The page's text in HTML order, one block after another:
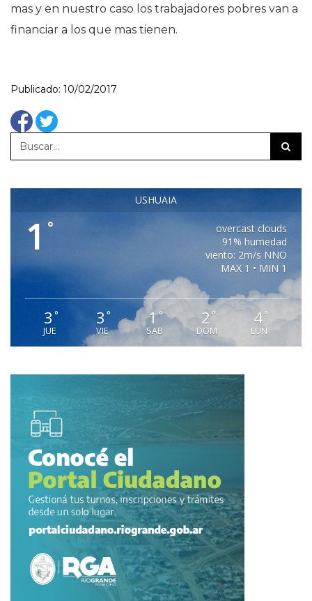
mas y en nuestro caso los trabajadores pobres van a
financiar a los que mas tienen.
Publicado: 10/02/2017
USHUAIA
1 °
overcast clouds
91% humedad
viento: 2m/s NNO
MAX 1 • MIN 1
3 °
JUE
3 °
VIE
1°
SAB
2 °
DOM
4°
LUN